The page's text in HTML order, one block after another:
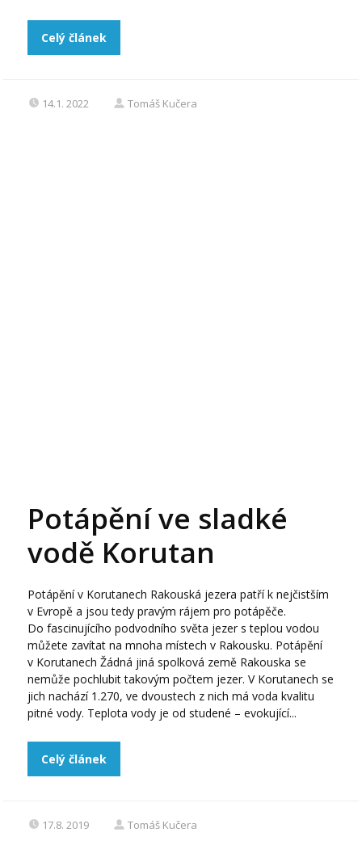
Celý článek
14.1. 2022 Tomáš Kučera
Potápění ve sladké
vodě Korutan
Potápění v Korutanech Rakouská jezera patří k nejčistším
v Evropě a jsou tedy pravým rájem pro potápěče.
Do fascinujícího podvodního světa jezer s teplou vodou
můžete zavítat na mnoha místech v Rakousku. Potápění
v Korutanech Žádná jiná spolková země Rakouska se
nemůže pochlubit takovým počtem jezer. V Korutanech se
jich nachází 1.270, ve dvoustech z nich má voda kvalitu
pitné vody. Teplota vody je od studené – evokující...
Celý článek
17.8. 2019 Tomáš Kučera